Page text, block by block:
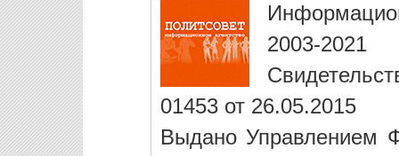
2003-2021
01453 от 26.05.2015
Выдано Управлением